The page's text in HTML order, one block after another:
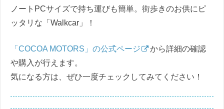
ノートPCサイズで持ち運びも簡単。街歩きのお供にピ
ッタリな「Walkcar」！
「COCOA MOTORS」の公式ページ
から詳細の確認
や購入が行えます。
気になる方は、ぜひ一度チェックしてみてください！